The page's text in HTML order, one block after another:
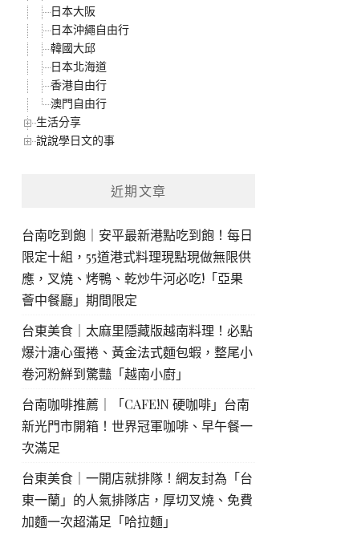
日本大阪
日本沖繩自由行
韓國大邱
日本北海道
香港自由行
澳門自由行
生活分享
說說學日文的事
近期文章
台南吃到飽｜安平最新港點吃到飽！每日
限定十組，55道港式料理現點現做無限供
應，叉燒、烤鴨、乾炒牛河必吃!「亞果
薈中餐廳」期間限定
台東美食｜太麻里隱藏版越南料理！必點
爆汁溏心蛋捲、黃金法式麵包蝦，整尾小
卷河粉鮮到驚豔「越南小廚」
台南咖啡推薦｜「CAFE!N 硬咖啡」台南
新光門市開箱！世界冠軍咖啡、早午餐一
次滿足
台東美食｜一開店就排隊！網友封為「台
東一蘭」的人氣排隊店，厚切叉燒、免費
加麵一次超滿足「哈拉麵」